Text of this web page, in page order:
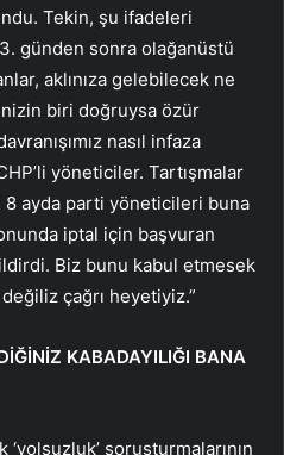
Tekin, şu ifadeleri
günden sonra olağanüstü
aklınıza gelebilecek ne
biri doğruysa özür
nasıl infaza
yöneticiler. Tartışmalar
8 ayda parti yöneticileri buna
iptal için başvuran
Biz bunu kabul etmesek
çağrı heyetiyiz.”
KABADAYILIĞI BANA
soruşturmalarının